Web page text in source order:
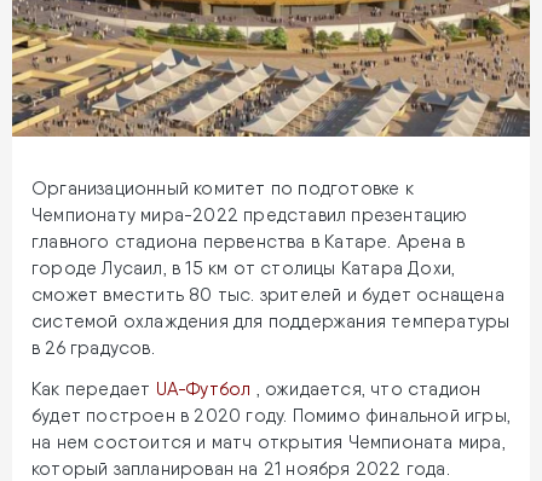
Организационный комитет по подготовке к
Чемпионату мира-2022 представил презентацию
главного стадиона первенства в Катаре. Арена в
городе Лусаил, в 15 км от столицы Катара Дохи,
сможет вместить 80 тыс. зрителей и будет оснащена
системой охлаждения для поддержания температуры
в 26 градусов.
Как передает UA-Футбол , ожидается, что стадион
будет построен в 2020 году. Помимо финальной игры,
на нем состоится и матч открытия Чемпионата мира,
который запланирован на 21 ноября 2022 года.